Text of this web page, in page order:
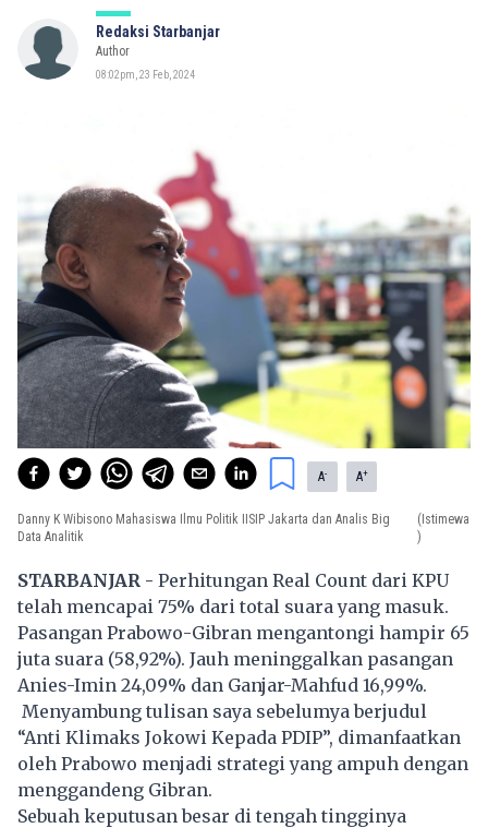
Redaksi Starbanjar
Author
08:02pm, 23 Feb, 2024
A- A+
Danny K Wibisono Mahasiswa Ilmu Politik IISIP Jakarta dan Analis Big
Data Analitik
(Istimewa
)
STARBANJAR - Perhitungan Real Count dari KPU
telah mencapai 75% dari total suara yang masuk.
Pasangan Prabowo-Gibran mengantongi hampir 65
juta suara (58,92%). Jauh meninggalkan pasangan
Anies-Imin 24,09% dan Ganjar-Mahfud 16,99%.
Menyambung tulisan saya sebelumya berjudul
“Anti Klimaks Jokowi Kepada PDIP”, dimanfaatkan
oleh Prabowo menjadi strategi yang ampuh dengan
menggandeng Gibran.
Sebuah keputusan besar di tengah tingginya